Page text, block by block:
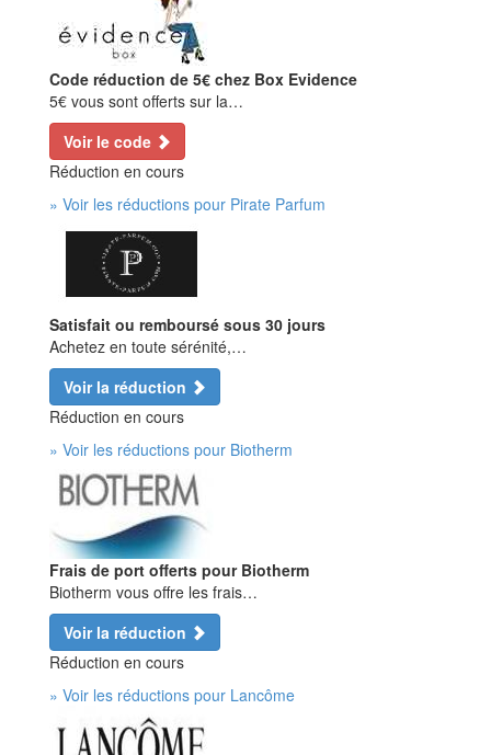
Code réduction de 5€ chez Box Evidence
5€ vous sont offerts sur la…
Voir le code
Réduction en cours
» Voir les réductions pour Pirate Parfum
Satisfait ou remboursé sous 30 jours
Achetez en toute sérénité,…
Voir la réduction
Réduction en cours
» Voir les réductions pour Biotherm
Frais de port offerts pour Biotherm
Biotherm vous offre les frais…
Voir la réduction
Réduction en cours
» Voir les réductions pour Lancôme